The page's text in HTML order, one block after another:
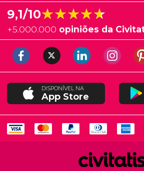
9,1/10★★★★★
★★★★★
+5.000.000 opiniões da
DISPONÍVEL NA
App Store